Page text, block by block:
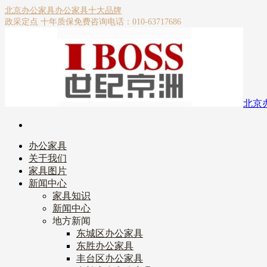
北京办公家具办公家具十大品牌
政采定点 十年质保免费咨询电话：010-63717686
北京
办公家具
关于我们
家具图片
新闻中心
家具知识
新闻中心
地方新闻
东城区办公家具
东胜办公家具
丰台区办公家具